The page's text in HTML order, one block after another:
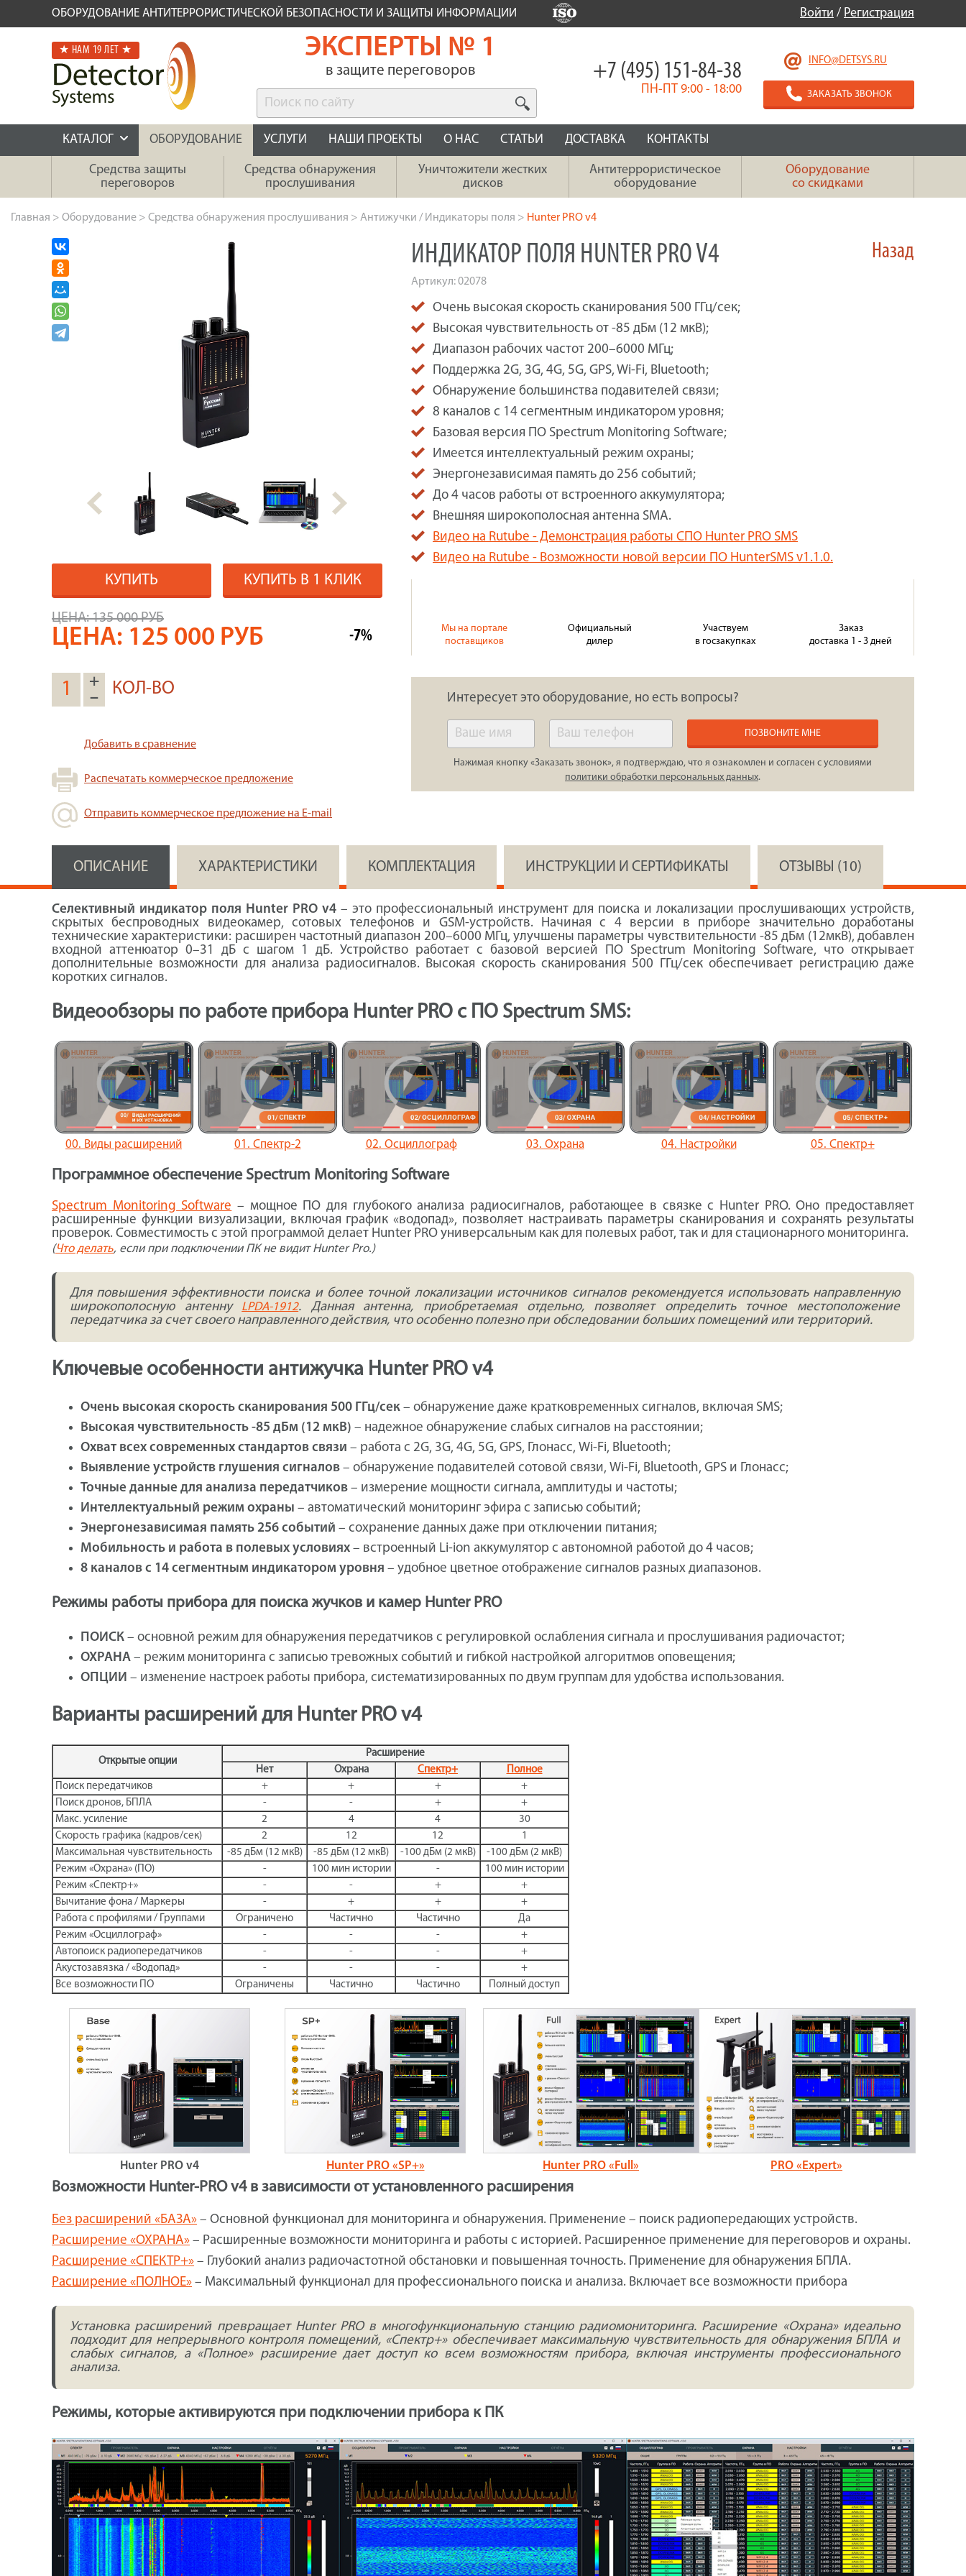
ОБОРУДОВАНИЕ АНТИТЕРРОРИСТИЧЕСКОЙ БЕЗОПАСНОСТИ И ЗАЩИТЫ ИНФОРМАЦИИ Войти / Регистрация
★ НАМ 19 ЛЕТ ★ ЭКСПЕРТЫ № 1
в защите переговоров
INFO@DETSYS.RU
ЗАКАЗАТЬ ЗВОНОК
+7 (495) 151-84-38
ПН-ПТ 9:00 - 18:00
КАТАЛОГ ОБОРУДОВАНИЕ УСЛУГИ НАШИ ПРОЕКТЫ О НАС СТАТЬИ ДОСТАВКА КОНТАКТЫ
Средства защиты
переговоров
Средства обнаружения
прослушивания
Уничтожители жестких
дисков
Антитеррористическое
оборудование
Оборудование
со скидками
Главная > Оборудование > Средства обнаружения прослушивания > Антижучки / Индикаторы поля > Hunter PRO v4
Назад
КУПИТЬ КУПИТЬ В 1 КЛИК
ЦЕНА:135 000 РУБ
ЦЕНА: 125 000 РУБ -7%
+
–
КОЛ-ВО
Добавить в сравнение
Распечатать коммерческое предложение
Отправить коммерческое предложение на E-mail
ИНДИКАТОР ПОЛЯ HUNTER PRO V4
Артикул:02078
Очень высокая скорость сканирования 500 ГГц/сек;
Высокая чувствительность от -85 дБм (12 мкВ);
Диапазон рабочих частот 200–6000 МГц;
Поддержка 2G, 3G, 4G, 5G, GPS, Wi-Fi, Bluetooth;
Обнаружение большинства подавителей связи;
8 каналов с 14 сегментным индикатором уровня;
Базовая версия ПО Spectrum Monitoring Software;
Имеется интеллектуальный режим охраны;
Энергонезависимая память до 256 событий;
До 4 часов работы от встроенного аккумулятора;
Внешняя широкополосная антенна SMA.
Видео на Rutube - Демонстрация работы СПО Hunter PRO SMS
Видео на Rutube - Возможности новой версии ПО HunterSMS v1.1.0.
Мы на портале
поставщиков
Официальный
дилер
Участвуем
в госзакупках
Заказ
доставка 1 - 3 дней
Интересует это оборудование, но есть вопросы?
ПОЗВОНИТЕ МНЕ
Нажимая кнопку «Заказать звонок», я подтверждаю, что я ознакомлен и согласен с условиями
политики обработки персональных данных.
ОПИСАНИЕ ХАРАКТЕРИСТИКИ КОМПЛЕКТАЦИЯ ИНСТРУКЦИИ И СЕРТИФИКАТЫ ОТЗЫВЫ (10)
Селективный индикатор поля Hunter PRO v4 – это профессиональный инструмент для поиска и локализации прослушивающих устройств,
скрытых беспроводных видеокамер, сотовых телефонов и GSM-устройств. Начиная с 4 версии в приборе значительно доработаны
технические характеристики: расширен частотный диапазон 200–6000 МГц, улучшены параметры чувствительности -85 дБм (12мкВ), добавлен
входной аттенюатор 0–31 дБ с шагом 1 дБ. Устройство работает с базовой версией ПО Spectrum Monitoring Software, что открывает
дополнительные возможности для анализа радиосигналов. Высокая скорость сканирования 500 ГГц/сек обеспечивает регистрацию даже
коротких сигналов.
Видеообзоры по работе прибора Hunter PRO с ПО Spectrum SMS:
00. Виды расширений 01. Спектр-2 02. Осциллограф 03. Охрана 04. Настройки 05. Спектр+
Программное обеспечение Spectrum Monitoring Software
Spectrum Monitoring Software – мощное ПО для глубокого анализа радиосигналов, работающее в связке с Hunter PRO. Оно предоставляет
расширенные функции визуализации, включая график «водопад», позволяет настраивать параметры сканирования и сохранять результаты
проверок. Совместимость с этой программой делает Hunter PRO универсальным как для полевых работ, так и для стационарного мониторинга.
(Что делать, если при подключении ПК не видит Hunter Pro.)
Для повышения эффективности поиска и более точной локализации источников сигналов рекомендуется использовать направленную
широкополосную антенну
LPDA-1912. Данная антенна, приобретаемая отдельно, позволяет определить точное местоположение
передатчика за счет своего направленного действия, что особенно полезно при обследовании больших помещений или территорий.
Ключевые особенности антижучка Hunter PRO v4
Очень высокая скорость сканирования 500 ГГц/сек – обнаружение даже кратковременных сигналов, включая SMS;
Высокая чувствительность -85 дБм (12 мкВ) – надежное обнаружение слабых сигналов на расстоянии;
Охват всех современных стандартов связи – работа с 2G, 3G, 4G, 5G, GPS, Глонасс, Wi-Fi, Bluetooth;
Выявление устройств глушения сигналов – обнаружение подавителей сотовой связи, Wi-Fi, Bluetooth, GPS и Глонасс;
Точные данные для анализа передатчиков – измерение мощности сигнала, амплитуды и частоты;
Интеллектуальный режим охраны – автоматический мониторинг эфира с записью событий;
Энергонезависимая память 256 событий – сохранение данных даже при отключении питания;
Мобильность и работа в полевых условиях – встроенный Li-ion аккумулятор с автономной работой до 4 часов;
8 каналов с 14 сегментным индикатором уровня – удобное цветное отображение сигналов разных диапазонов.
Режимы работы прибора для поиска жучков и камер Hunter PRO
ПОИСК – основной режим для обнаружения передатчиков с регулировкой ослабления сигнала и прослушивания радиочастот;
ОХРАНА – режим мониторинга с записью тревожных событий и гибкой настройкой алгоритмов оповещения;
ОПЦИИ – изменение настроек работы прибора, систематизированных по двум группам для удобства использования.
Варианты расширений для Hunter PRO v4
Открытые опции
Расширение
Нет
Охрана Спектр+
Полное
Поиск передатчиков
+ + +
+
Поиск дронов, БПЛА
- - +
+
Макс. усиление
2 4 4
30
Скорость графика (кадров/сек)
2 12 12
1
Максимальная чувствительность
-85 дБм (12 мкВ) -85 дБм (12 мкВ) -100 дБм (2 мкВ)
-100 дБм (2 мкВ)
Режим «Охрана» (ПО)
- 100 мин истории -
100 мин истории
Режим «Спектр+»
- - +
+
Вычитание фона / Маркеры
- + +
+
Работа с профилями / Группами
Ограничено Частично Частично
Да
Режим «Осциллограф»
- - -
+
Автопоиск радиопередатчиков
- - -
+
Акустозавязка / «Водопад»
- - -
+
Все возможности ПО
Ограничены Частично Частично Полный доступ
Hunter PRO v4 Hunter PRO «SP+» Hunter PRO «Full» PRO «Expert»
Возможности Hunter-PRO v4 в зависимости от установленного расширения
Без расширений «БАЗА» – Основной функционал для мониторинга и обнаружения. Применение – поиск радиопередающих устройств.
Расширение «ОХРАНА» – Расширенные возможности мониторинга и работы с историей. Расширенное применение для переговоров и охраны.
Расширение «СПЕКТР+» – Глубокий анализ радиочастотной обстановки и повышенная точность. Применение для обнаружения БПЛА.
Расширение «ПОЛНОЕ» – Максимальный функционал для профессионального поиска и анализа. Включает все возможности прибора
Установка расширений превращает Hunter PRO в многофункциональную станцию радиомониторинга. Расширение «Охрана» идеально
подходит для непрерывного контроля помещений, «Спектр+» обеспечивает максимальную чувствительность для обнаружения БПЛА и
слабых сигналов, а «Полное» расширение дает доступ ко всем возможностям прибора, включая инструменты профессионального
анализа.
Режимы, которые активируются при подключении прибора к ПК